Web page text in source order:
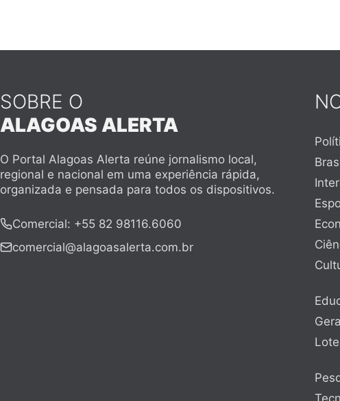
SOBRE O
ALAGOAS ALERTA
O Portal Alagoas Alerta reúne jornalismo local,
regional e nacional em uma experiência rápida,
organizada e pensada para todos os dispositivos.
Comercial: +55 82 98116.6060
comercial@alagoasalerta.com.br